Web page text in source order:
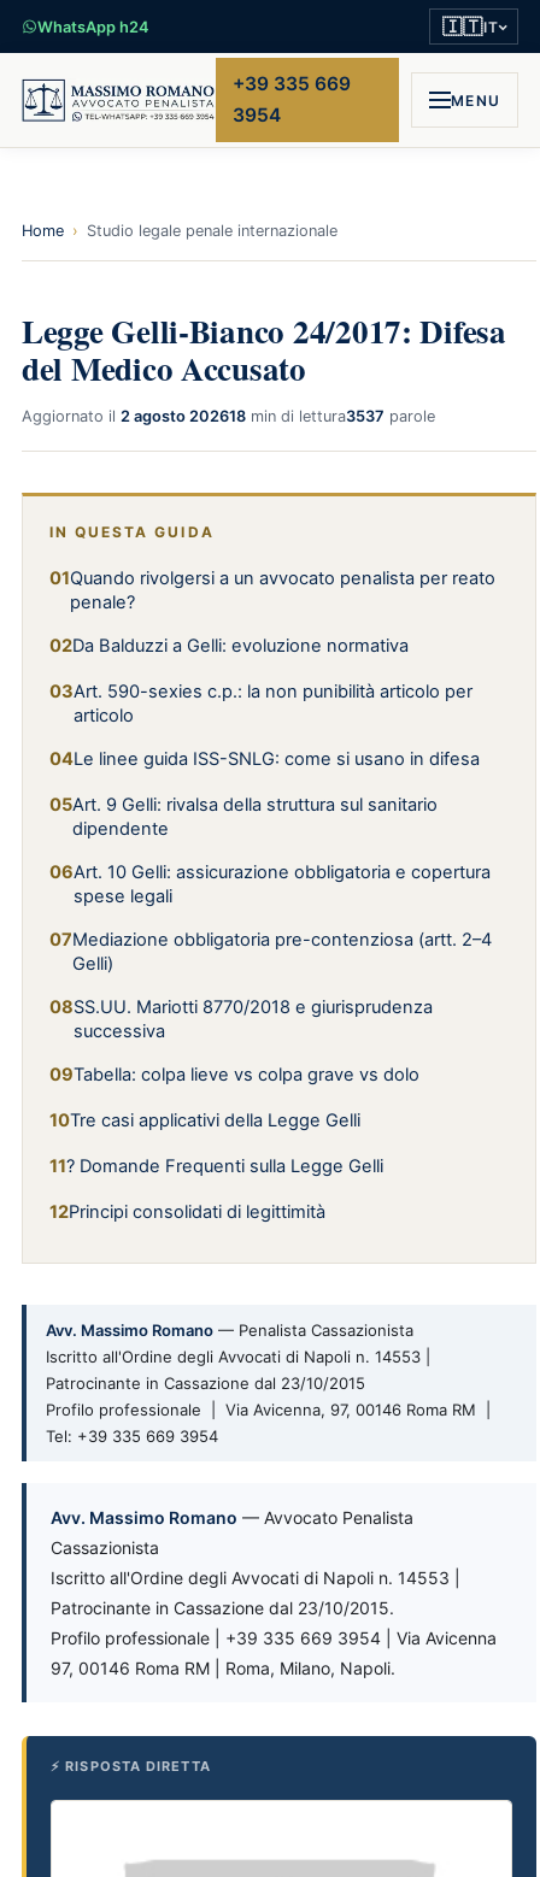
WhatsApp h24 🇮🇹IT
+39 335 669
3954
MENU
Home › Studio legale penale internazionale
Legge Gelli-Bianco 24/2017: Difesa
del Medico Accusato
Aggiornato il 2 agosto 202618 min di lettura3537 parole
IN QUESTA GUIDA
Quando rivolgersi a un avvocato penalista per reato
penale?
Da Balduzzi a Gelli: evoluzione normativa
Art. 590-sexies c.p.: la non punibilità articolo per
articolo
Le linee guida ISS-SNLG: come si usano in difesa
Art. 9 Gelli: rivalsa della struttura sul sanitario
dipendente
Art. 10 Gelli: assicurazione obbligatoria e copertura
spese legali
Mediazione obbligatoria pre-contenziosa (artt. 2–4
Gelli)
SS.UU. Mariotti 8770/2018 e giurisprudenza
successiva
Tabella: colpa lieve vs colpa grave vs dolo
Tre casi applicativi della Legge Gelli
? Domande Frequenti sulla Legge Gelli
Principi consolidati di legittimità
Avv. Massimo Romano — Penalista Cassazionista
Iscritto all'Ordine degli Avvocati di Napoli n. 14553 |
Patrocinante in Cassazione dal 23/10/2015
Profilo professionale | Via Avicenna, 97, 00146 Roma RM |
Tel: +39 335 669 3954
Avv. Massimo Romano — Avvocato Penalista
Cassazionista
Iscritto all'Ordine degli Avvocati di Napoli n. 14553 |
Patrocinante in Cassazione dal 23/10/2015.
Profilo professionale | +39 335 669 3954 | Via Avicenna
97, 00146 Roma RM | Roma, Milano, Napoli.
⚡ RISPOSTA DIRETTA